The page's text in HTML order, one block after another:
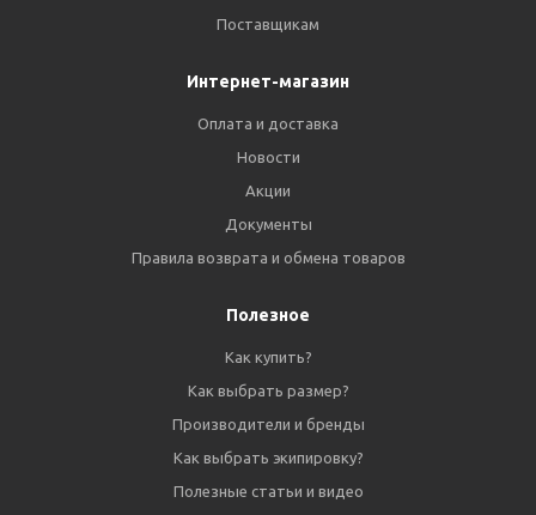
Поставщикам
Интернет-магазин
Оплата и доставка
Новости
Акции
Документы
Правила возврата и обмена товаров
Полезное
Как купить?
Как выбрать размер?
Производители и бренды
Как выбрать экипировку?
Полезные статьи и видео